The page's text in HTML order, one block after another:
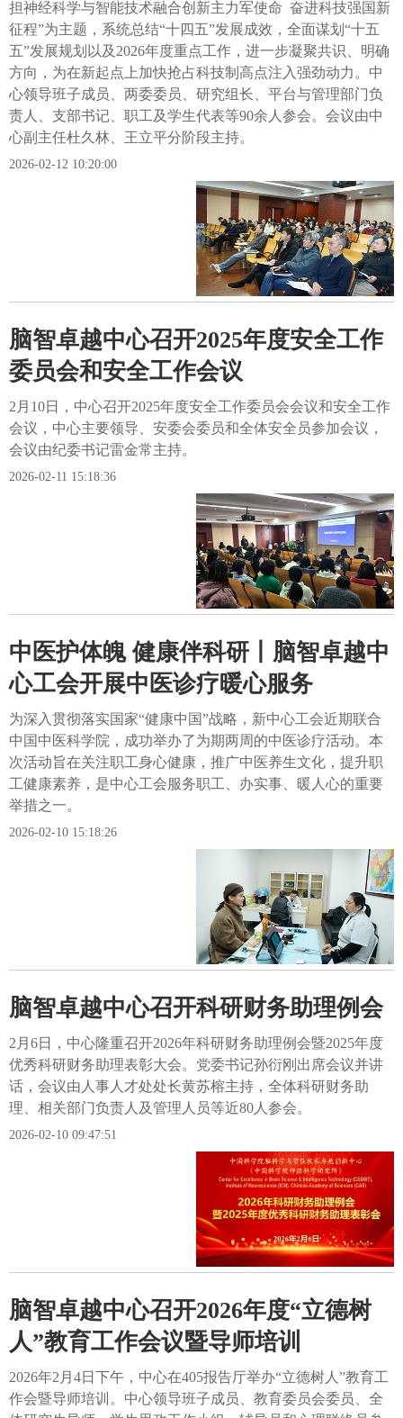
担神经科学与智能技术融合创新主力军使命 奋进科技强国新
征程”为主题，系统总结“十四五”发展成效，全面谋划“十五
五”发展规划以及2026年度重点工作，进一步凝聚共识、明确
方向，为在新起点上加快抢占科技制高点注入强劲动力。中
心领导班子成员、两委委员、研究组长、平台与管理部门负
责人、支部书记、职工及学生代表等90余人参会。会议由中
心副主任杜久林、王立平分阶段主持。
2026-02-12 10:20:00
脑智卓越中心召开2025年度安全工作
委员会和安全工作会议
2月10日，中心召开2025年度安全工作委员会会议和安全工作
会议，中心主要领导、安委会委员和全体安全员参加会议，
会议由纪委书记雷金常主持。
2026-02-11 15:18:36
中医护体魄 健康伴科研丨脑智卓越中
心工会开展中医诊疗暖心服务
为深入贯彻落实国家“健康中国”战略，新中心工会近期联合
中国中医科学院，成功举办了为期两周的中医诊疗活动。本
次活动旨在关注职工身心健康，推广中医养生文化，提升职
工健康素养，是中心工会服务职工、办实事、暖人心的重要
举措之一。
2026-02-10 15:18:26
脑智卓越中心召开科研财务助理例会
2月6日，中心隆重召开2026年科研财务助理例会暨2025年度
优秀科研财务助理表彰大会。党委书记孙衍刚出席会议并讲
话，会议由人事人才处处长黄苏榕主持，全体科研财务助
理、相关部门负责人及管理人员等近80人参会。
2026-02-10 09:47:51
脑智卓越中心召开2026年度“立德树
人”教育工作会议暨导师培训
2026年2月4日下午，中心在405报告厅举办“立德树人”教育工
作会暨导师培训。中心领导班子成员、教育委员会委员、全